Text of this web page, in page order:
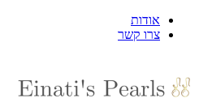
אודות
צרו קשר